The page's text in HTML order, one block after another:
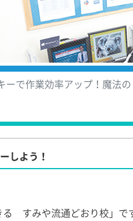
ーで作業効率アップ！魔法
しよう！
る すみや流通どおり校」で